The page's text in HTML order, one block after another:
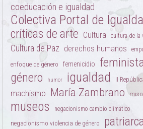
coeducación e igualdad
Colectiva Portal de
críticas de arte Cultura cultura de la
Cultura de Paz derechos humanos
enfoque de género femenicidio
género humor igualdad II
machismo María Zambrano
museos negacionismo cambio climático
negacionismo violencia de género